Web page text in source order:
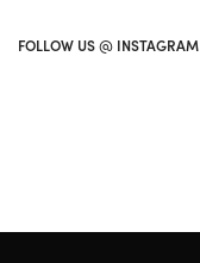
FOLLOW US @ INSTAGRAM